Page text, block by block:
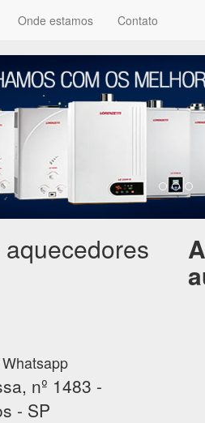
Onde estamos Contato
Whatsapp
nº 1483 -
- SP